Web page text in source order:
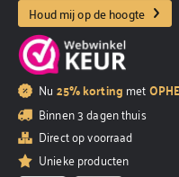
Houd mij op de hoogte
Nu 25% korting met
Binnen 3 dagen thuis
Direct op voorraad
Unieke producten